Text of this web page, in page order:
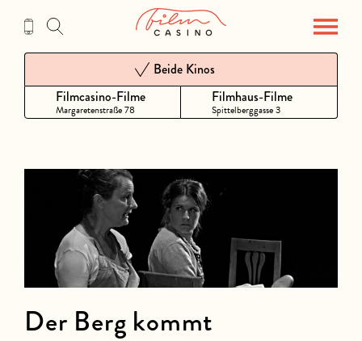
Inhalt
Filmcasino-Filme
Margaretenstraße 78
Beide Kinos
Filmhaus-Filme
Spittelberggasse 3
Der Berg kommt